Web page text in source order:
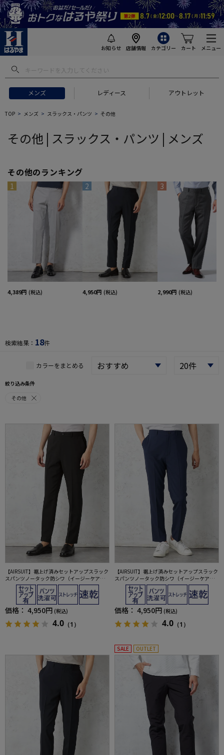
お知らせ 店舗情報 カテゴリー カート メニュー
メンズ レディース アウトレット
フトにおすすめ #セットアップ スーツ
TOP メンズ スラックス・パンツ その他
その他 | スラックス・パンツ | メンズ
その他のランキング
1
4,389円 (税込)
2
4,950円 (税込)
3
2,990円 (税込)
検索結果： 18件
カラーをまとめる
絞り込み条件
その他
【AIRSUIT】裾上げ済みセットアップスラック
スパンツノータック防シワ（イージーケア）
ストレッチ通年吸水速乾UVカット春夏
価格： 4,950円 (税込)
4.0 （1）
【AIRSUIT】裾上げ済みセットアップスラック
スパンツノータック防シワ（イージーケア）
ストレッチ通年吸水速乾UVカット春夏
価格： 4,950円 (税込)
4.0 （1）
SALE OUTLET